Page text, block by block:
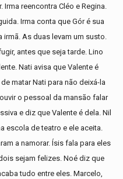
reencontra Cléo e Regina.
Irma conta que Gór é sua
irmã. As duas levam um susto.
antes que seja tarde. Lino
Nati avisa que Valente é
matar Nati para não deixá-la
o pessoal da mansão falar
e diz que Valente é dela. Nil
escola de teatro e ele aceita.
a namorar. Ísis fala para eles
sejam felizes. Noé diz que
tudo entre eles. Marcelo,